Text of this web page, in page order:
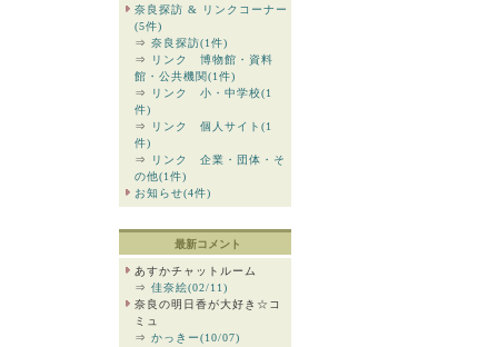
奈良探訪 & リンクコーナー
(5件)
⇒ 奈良探訪(1件)
⇒
リンク 博物館・資料
館・公共機関(1件)
⇒
リンク 小・中学校(1
件)
⇒
リンク 個人サイト(1
件)
⇒
リンク 企業・団体・そ
の他(1件)
お知らせ(4件)
最新コメント
あすかチャットルーム
⇒ 佳奈絵(02/11)
奈良の明日香が大好き☆コ
ミュ
⇒ かっきー(10/07)